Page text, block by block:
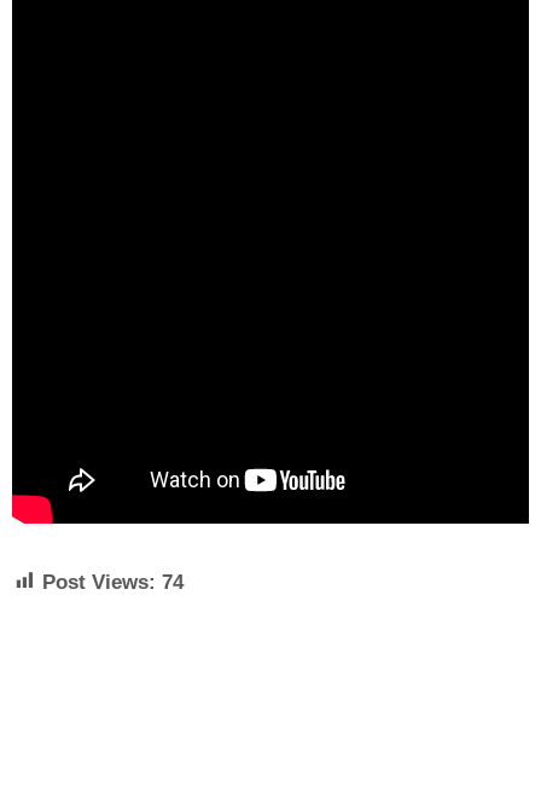
Post Views: 74